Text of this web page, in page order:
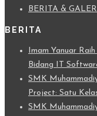
BERITA & GALERI
BERITA
Imam Yanuar
Bidang IT
SMK
Project: Satu
SMK